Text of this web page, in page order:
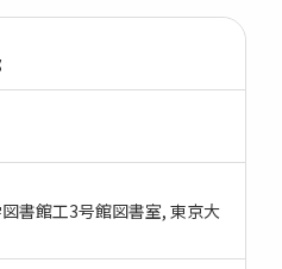
書館工3号館図書室 東京大